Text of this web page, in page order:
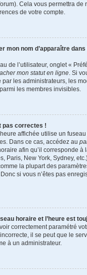
Cela vous permettra de
de votre compte.
mon nom d’apparaître
de l’utilisateur, onglet «
mon statut en ligne. Si
les administrateurs, les
les membres invisibles.
pas correctes !
affichée utilise un
Dans ce cas, accédez au
afin qu’il corresponde à
Paris, New York, Sydney,
la plupart des
si vous n’êtes pas
horaire et l’heure est
correctement paramétré
il se peut que le
à un administrateur.